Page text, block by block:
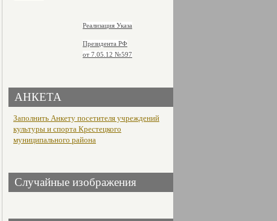
Реализация Указа
Президента РФ
от 7.05.12 №597
АНКЕТА
Заполнить Анкету посетителя учреждений
культуры и спорта Крестецкого
муниципального района
Случайные изображения